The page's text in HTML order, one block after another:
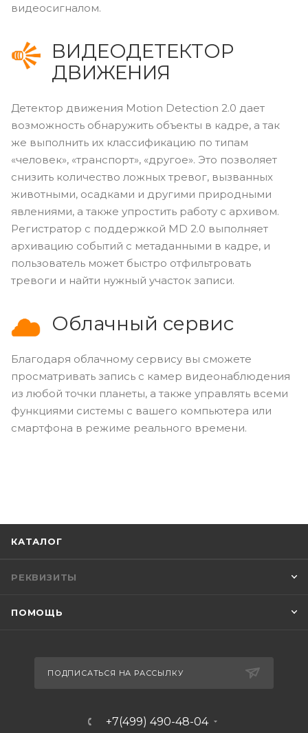
видеосигналом.
ВИДЕОДЕТЕКТОР
ДВИЖЕНИЯ
Детектор движения Motion Detection 2.0 дает
возможность обнаружить объекты в кадре, а так
же выполнить их классификацию по типам
«человек», «транспорт», «другое». Это позволяет
снизить количество ложных тревог, вызванных
животными, осадками и другими природными
явлениями, а также упростить работу с архивом.
Регистратор с поддержкой MD 2.0 выполняет
архивацию событий с метаданными в кадре, и
пользователь может быстро отфильтровать
тревоги и найти нужный участок записи.
Облачный сервис
Благодаря облачному сервису вы сможете
просматривать запись с камер видеонаблюдения
из любой точки планеты, а также управлять всеми
функциями системы с вашего компьютера или
смартфона в режиме реального времени.
КАТАЛОГ
РЕКВИЗИТЫ
ПОМОЩЬ
ПОДПИСАТЬСЯ НА РАССЫЛКУ
+7(499) 490-48-04